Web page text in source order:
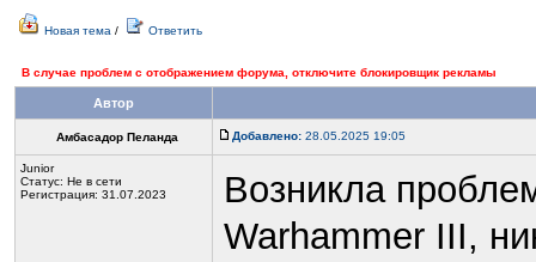
Новая тема / Ответить
В случае проблем с отображением форума, отключите блокировщик рекламы
Автор
Амбасадор Пеланда Добавлено: 28.05.2025 19:05
Junior
Статус: Не в сети
Регистрация: 31.07.2023
Возникла
Warhammer III,